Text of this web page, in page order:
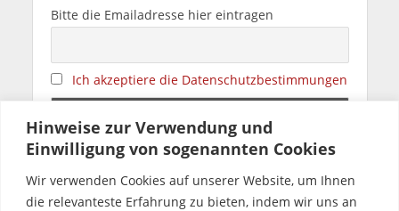
Hinweise zur Verwendung und
Einwilligung von sogenannten Cookies
Wir verwenden Cookies auf unserer Website, um Ihnen
die relevanteste Erfahrung zu bieten, indem wir uns an
Bitte die Emailadresse hier eintragen
Ich akzeptiere die Datenschutzbestimmungen
Bitte spendier mir einen Kaffee